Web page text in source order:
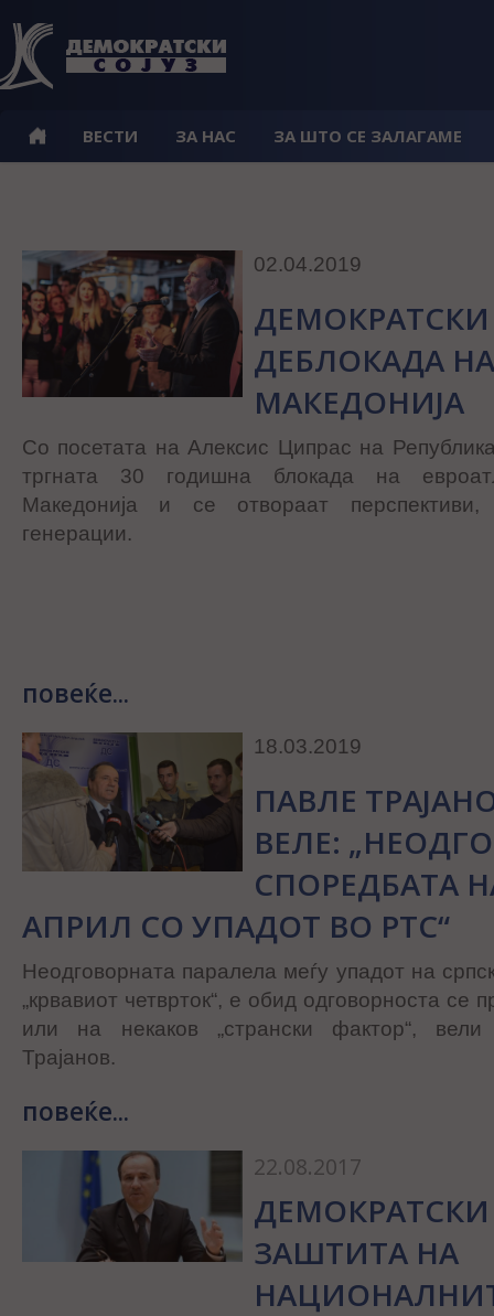
ВЕСТИ ЗА НАС ЗА ШТО СЕ ЗАЛАГАМЕ
02.04.2019
ДЕМОКРАТСКИ
ДЕБЛОКАДА
МАКЕДОНИЈА
Со посетата на Алексис Ципрас на
тргната 30 годишна блокада на
Македонија и се отвораат
генерации.
повеќе...
18.03.2019
ПАВЛЕ
ВЕЛЕ:
СПОРЕДБАТА
АПРИЛ СО УПАДОТ ВО РТС“
Неодговорната паралела меѓу упадот на
„крвавиот четврток“, е обид одговорноста се
или на некаков „странски фактор“, вели
Трајанов.
повеќе...
22.08.2017
ДЕМОКРАТСКИ
ЗАШТИТА НА